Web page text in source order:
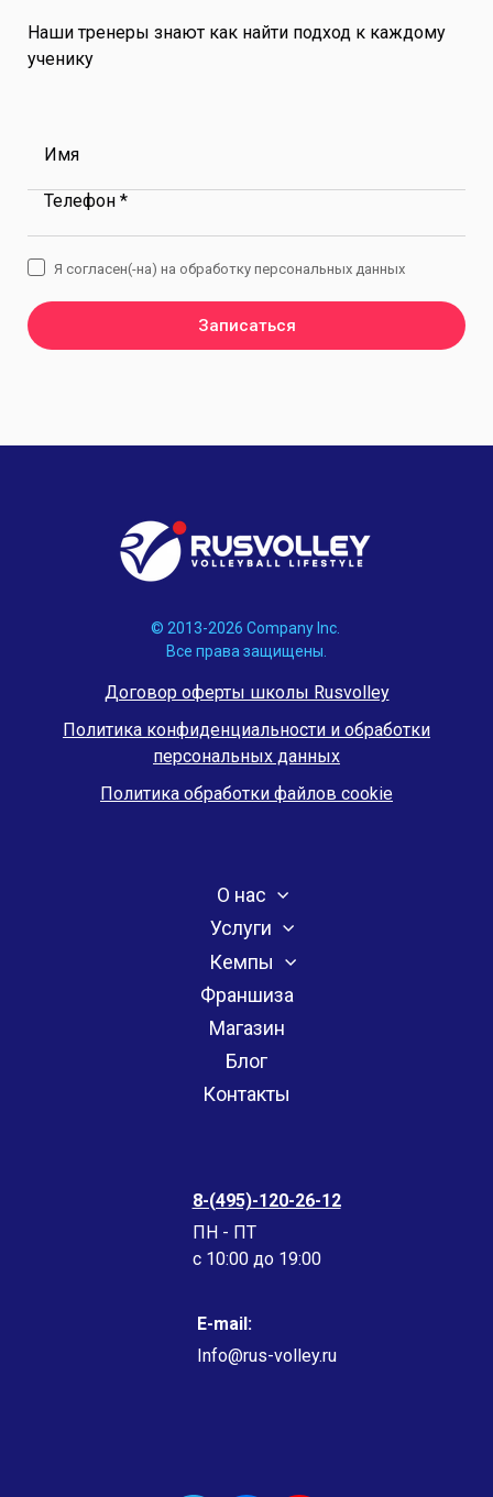
Наши тренеры знают как найти подход к каждому
ученику
Имя
Телефон *
Записаться
Я согласен(-на) на обработку персональных данных
© 2013-2026 Company Inc.
Все права защищены.
Договор оферты школы Rusvolley
Политика конфиденциальности и обработки
персональных данных
Политика обработки файлов cookie
О нас
Услуги
Кемпы
Франшиза
Магазин
Блог
Контакты
8-(495)-120-26-12
ПН - ПТ
c 10:00 до 19:00
E-mail:
Info@rus-volley.ru